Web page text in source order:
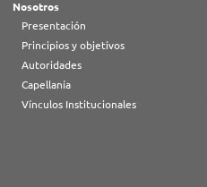
Nosotros
Presentación
Principios y objetivos
Autoridades
Capellanía
Vínculos Institucionales